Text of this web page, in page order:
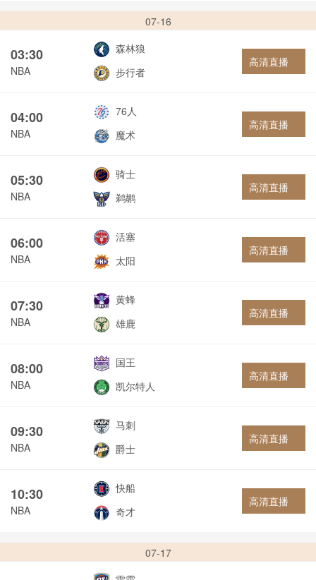
07-16
03:30
NBA
森林狼
步行者
高清直播
04:00
NBA
76人
魔术
高清直播
05:30
NBA
骑士
鹈鹕
高清直播
06:00
NBA
活塞
太阳
高清直播
07:30
NBA
黄蜂
雄鹿
高清直播
08:00
NBA
国王
凯尔特人
高清直播
09:30
NBA
马刺
爵士
高清直播
10:30
NBA
快船
奇才
高清直播
07-17